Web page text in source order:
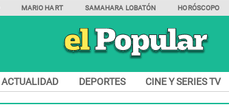
MARIO HART SAMAHARA LOBATÓN HORÓSCOPO
ACTUALIDAD DEPORTES CINE Y SERIES TV